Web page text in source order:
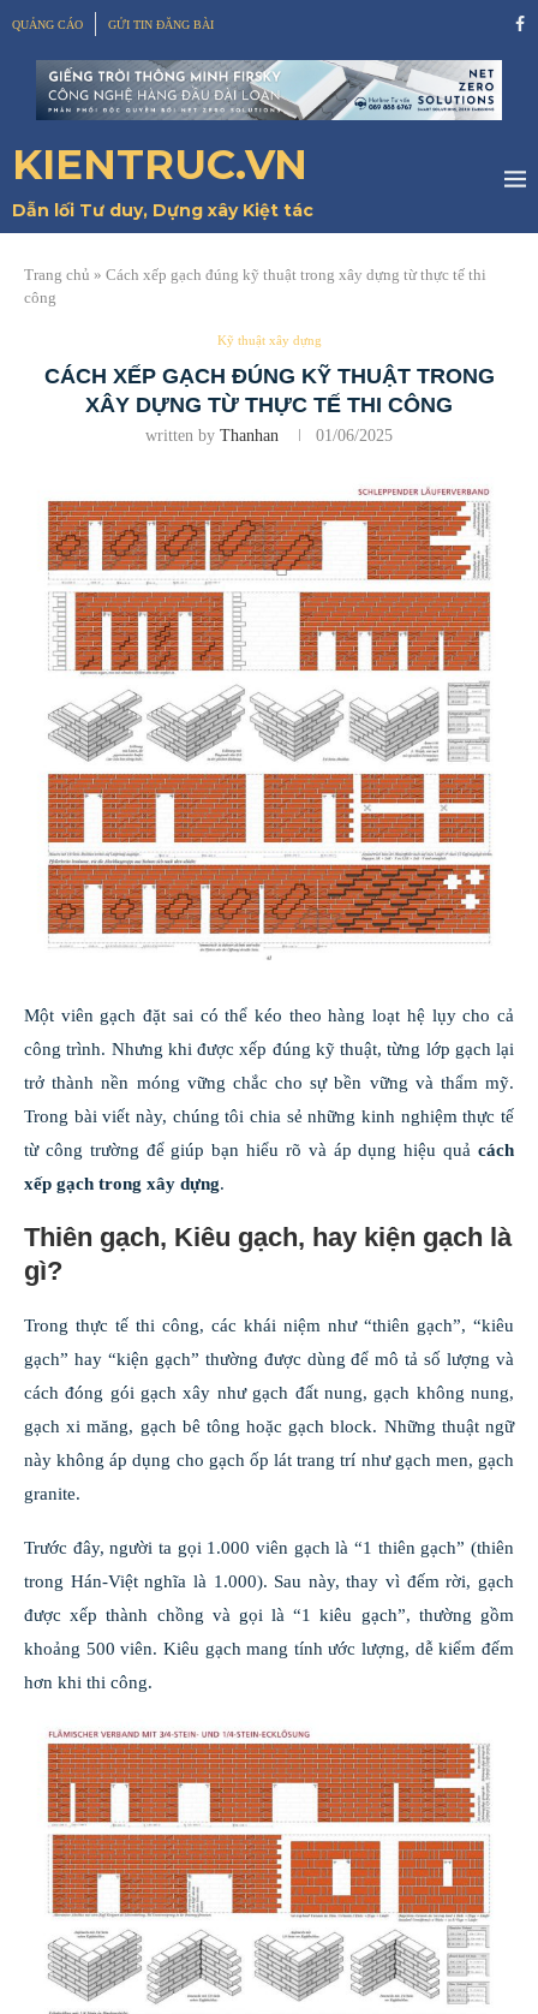
QUẢNG CÁO GỬI TIN ĐĂNG BÀI
KIENTRUC.VN
Dẫn lối Tư duy, Dựng xây Kiệt tác
Trang chủ » Cách xếp gạch đúng kỹ thuật trong xây dựng từ thực tế thi
công
Kỹ thuật xây dựng
CÁCH XẾP GẠCH ĐÚNG KỸ THUẬT TRONG
XÂY DỰNG TỪ THỰC TẾ THI CÔNG
written by Thanhan 01/06/2025
Một viên gạch đặt sai có thể kéo theo hàng loạt hệ lụy cho cả
công trình. Nhưng khi được xếp đúng kỹ thuật, từng lớp gạch lại
trở thành nền móng vững chắc cho sự bền vững và thẩm mỹ.
Trong bài viết này, chúng tôi chia sẻ những kinh nghiệm thực tế
từ công trường để giúp bạn hiểu rõ và áp dụng hiệu quả cách
xếp gạch trong xây dựng.
Thiên gạch, Kiêu gạch, hay kiện gạch là
gì?
Trong thực tế thi công, các khái niệm như “thiên gạch”, “kiêu
gạch” hay “kiện gạch” thường được dùng để mô tả số lượng và
cách đóng gói gạch xây như gạch đất nung, gạch không nung,
gạch xi măng, gạch bê tông hoặc gạch block. Những thuật ngữ
này không áp dụng cho gạch ốp lát trang trí như gạch men, gạch
granite.
Trước đây, người ta gọi 1.000 viên gạch là “1 thiên gạch” (thiên
trong Hán-Việt nghĩa là 1.000). Sau này, thay vì đếm rời, gạch
được xếp thành chồng và gọi là “1 kiêu gạch”, thường gồm
khoảng 500 viên. Kiêu gạch mang tính ước lượng, dễ kiểm đếm
hơn khi thi công.